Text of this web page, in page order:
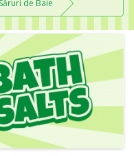
Săruri de Baie